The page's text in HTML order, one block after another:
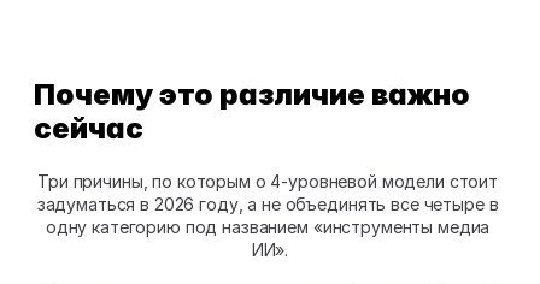
Почему это различие важно
сейчас
Три причины, по которым о 4-уровневой модели стоит
задуматься в 2026 году, а не объединять все четыре в
одну категорию под названием «инструменты медиа
ИИ».